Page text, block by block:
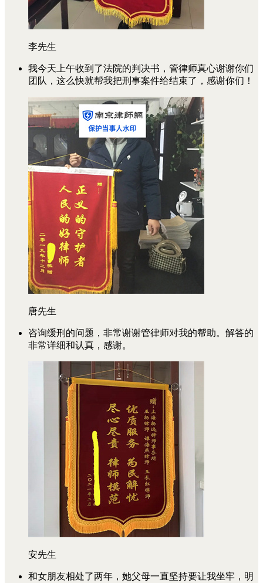
李先生
我今天上午收到了法院的判决书，管律师真心谢谢你们
团队，这么快就帮我把刑事案件给结束了，感谢你们！
唐先生
咨询缓刑的问题，非常谢谢管律师对我的帮助。解答的
非常详细和认真，感谢。
安先生
和女朋友相处了两年，她父母一直坚持要让我坐牢，明